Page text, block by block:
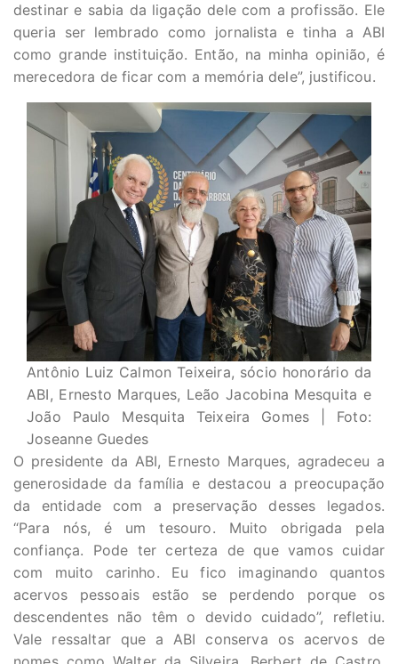
destinar e sabia da ligação dele com a profissão. Ele
queria ser lembrado como jornalista e tinha a ABI
como grande instituição. Então, na minha opinião, é
merecedora de ficar com a memória dele”, justificou.
Antônio Luiz Calmon Teixeira, sócio honorário da
ABI, Ernesto Marques, Leão Jacobina Mesquita e
João Paulo Mesquita Teixeira Gomes | Foto:
Joseanne Guedes
O presidente da ABI, Ernesto Marques, agradeceu a
generosidade da família e destacou a preocupação
da entidade com a preservação desses legados.
“Para nós, é um tesouro. Muito obrigada pela
confiança. Pode ter certeza de que vamos cuidar
com muito carinho. Eu fico imaginando quantos
acervos pessoais estão se perdendo porque os
descendentes não têm o devido cuidado”, refletiu.
Vale ressaltar que a ABI conserva os acervos de